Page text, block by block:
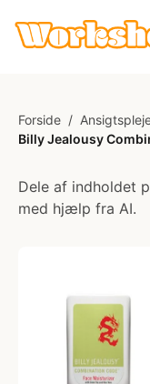
Forside /
Billy Jealousy
Dele af indholdet
med hjælp fra AI.